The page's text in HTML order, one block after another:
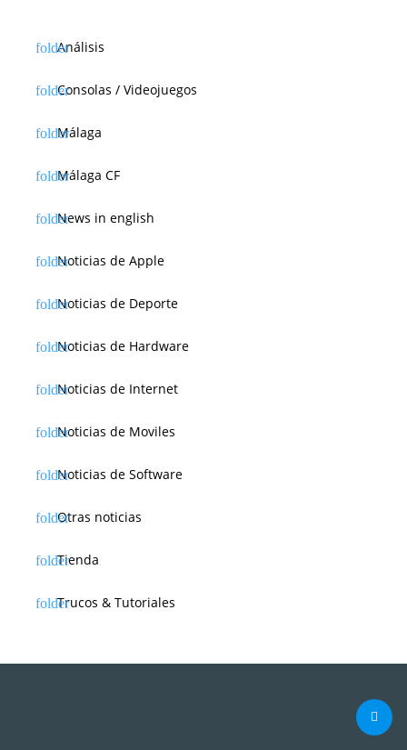
d
a
Análisis
Consolas / Videojuegos
Málaga
Málaga CF
News in english
Noticias de Apple
Noticias de Deporte
Noticias de Hardware
Noticias de Internet
Noticias de Moviles
Noticias de Software
Otras noticias
Tienda
Trucos & Tutoriales